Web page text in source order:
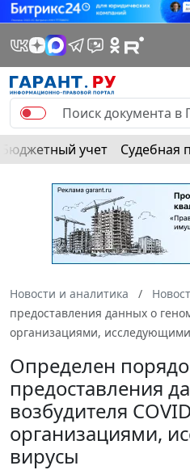
Бюджетный учет Судебная
Новости и аналитика
предоставления данных о
организациями,
Определен
предоставления
возбудителя
организациями,
вирусы